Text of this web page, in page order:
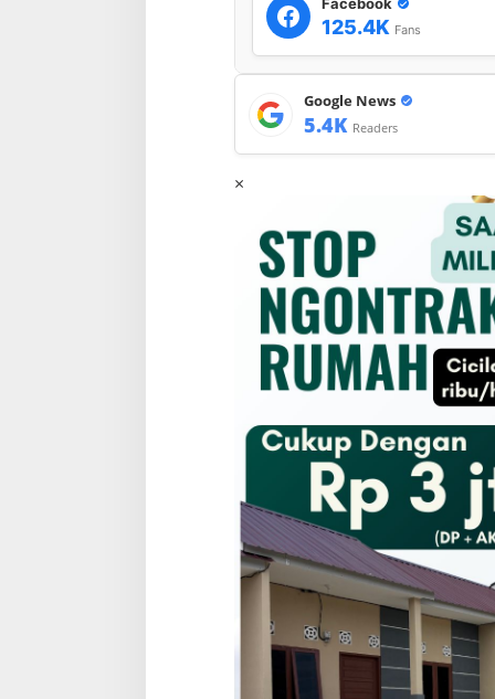
125.4K Fans
Google News
5.4K Readers
×